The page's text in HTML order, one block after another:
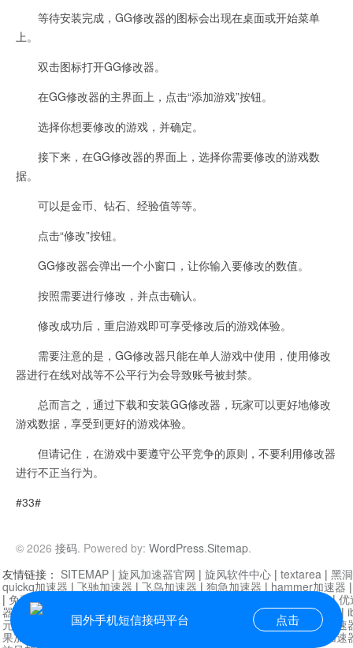
等待安装完成，GG修改器的图标会出现在桌面或开始菜单
上。
双击图标打开GG修改器。
在GG修改器的主界面上，点击“添加游戏”按钮。
选择你想要修改的游戏，并确定。
接下来，在GG修改器的界面上，选择你需要修改的游戏数
据。
可以是金币、钻石、经验值等等。
点击“修改”按钮。
GG修改器会弹出一个小窗口，让你输入要修改的数值。
按照需要进行修改，并点击确认。
修改成功后，重启游戏即可享受修改后的游戏体验。
需要注意的是，GG修改器只能在单人游戏中使用，使用修改
器进行在线对战等不公平行为会导致账号被封禁。
总而言之，通过下载和安装GG修改器，玩家可以更好地修改
游戏数据，享受到更好的游戏体验。
但请记住，在游戏中要遵守公平竞争的原则，不要利用修改器
进行不正当行为。
#33#
© 2026 接码. Powered by: WordPress.Sitemap.
国外手机短信接码平台 点击
友情链接： SITEMAP | 旋风加速器官网 | 旋风软件中心 | textarea | 黑
quickq加速器 | 飞驰加速器 | 飞鸟加速器 | 狗急加速器 | hammer加速器
| 免费vqn加速外网 迷雾通|优
器| 快柠檬加速器 |黑洞加速 |falemon 快橙加速器|anycast加速器 |
元机场加速器
|一元机场|老王加速器| | 白石山|
小牛加速
果加速器
芒果加速